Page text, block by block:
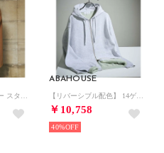
ABAHOUSE
￥10,758
40%